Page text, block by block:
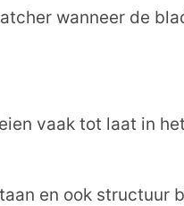
wanneer de
vaak tot laat in
en ook structuur